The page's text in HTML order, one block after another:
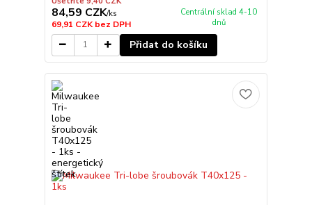
84,59 CZK/ks
69,91 CZKbez DPH
Centrální sklad 4-10
dnů
Přidat do košíku